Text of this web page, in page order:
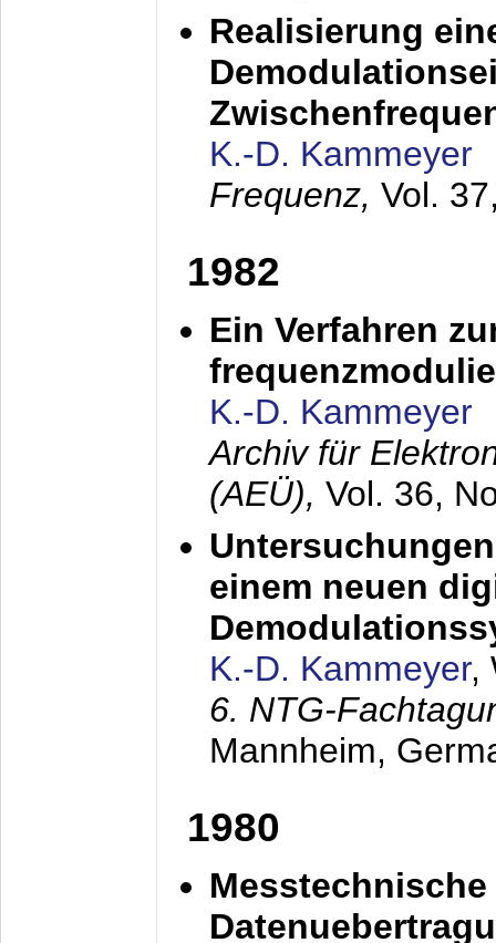
Realisierung
K.-D. Kammeyer
Frequenz, Vol.
1982
Ein Verfahren
K.-D. Kammeyer
Archiv für
(AEÜ), Vol. 36,
einem neuen
K.-D. Kammeyer,
6. NTG-
Mannheim,
1980